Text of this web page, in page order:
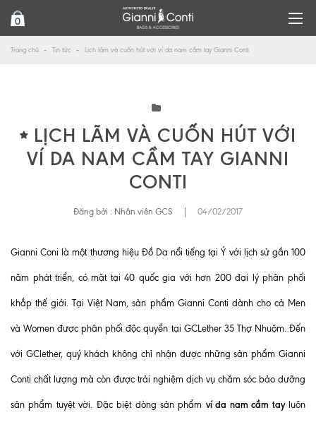
0
Trang chủ Tin tức Lịch lãm và cuốn hút với ví da nam cầm tay Gianni Conti
LỊCH LÃM VÀ CUỐN HÚT VỚI
VÍ DA NAM CẦM TAY GIANNI
CONTI
Đăng bởi : Nhân viên GCS 04/02/2017
Gianni Coni là một thương hiệu Đồ Da nổi tiếng tại Ý với lịch sử gần 100
năm phát triển, có mặt tại 40 quốc gia với hơn 200 đại lý phân phối
khắp thế giới. Tại Việt Nam, sản phẩm Gianni Conti dành cho cả Men
và Women được phân phối độc quyền tại GCLether 35 Thợ Nhuộm. Đến
với GClether, quý khách không chỉ nhận được những sản phẩm Gianni
Conti chất lượng mà còn được trải nghiệm dịch vụ chăm sóc bảo dưỡng
sản phẩm tuyệt vời. Đặc biệt dòng sản phẩm ví da nam cầm tayluôn